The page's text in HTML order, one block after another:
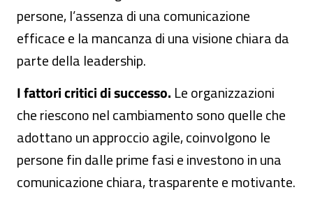
persone, l’assenza di una comunicazione
efficace e la mancanza di una visione chiara da
parte della leadership.
I fattori critici di successo. Le organizzazioni
che riescono nel cambiamento sono quelle che
adottano un approccio agile, coinvolgono le
persone fin dalle prime fasi e investono in una
comunicazione chiara, trasparente e motivante.